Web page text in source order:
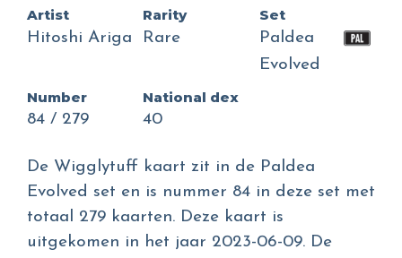
Artist
Hitoshi Ariga
Rarity
Rare
Set
Paldea
Evolved
Number
84 / 279
National dex
40
De Wigglytuff kaart zit in de Paldea
Evolved set en is nummer 84 in deze set met
totaal 279 kaarten. Deze kaart is
uitgekomen in het jaar 2023-06-09. De